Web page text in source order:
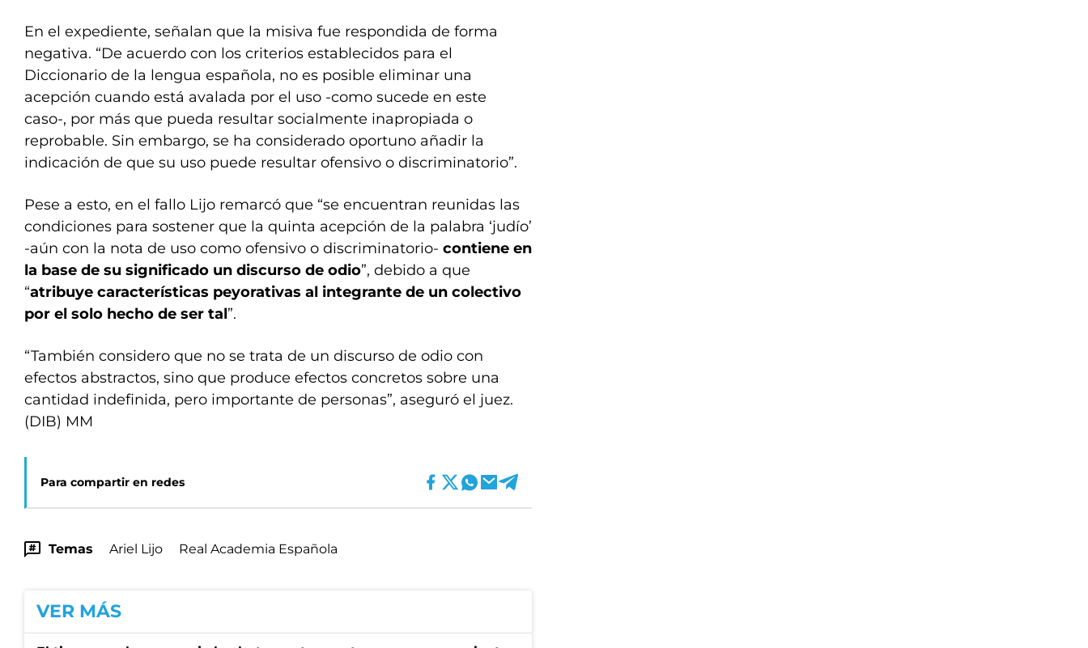
En el expediente, señalan que la misiva fue respondida de forma
negativa. “De acuerdo con los criterios establecidos para el
Diccionario de la lengua española, no es posible eliminar una
acepción cuando está avalada por el uso -como sucede en este
caso-, por más que pueda resultar socialmente inapropiada o
reprobable. Sin embargo, se ha considerado oportuno añadir la
indicación de que su uso puede resultar ofensivo o discriminatorio”.
Pese a esto, en el fallo Lijo remarcó que “se encuentran reunidas las
condiciones para sostener que la quinta acepción de la palabra ‘judío’
-aún con la nota de uso como ofensivo o discriminatorio- contiene en
la base de su significado un discurso de odio”, debido a que
“atribuye características peyorativas al integrante de un colectivo
por el solo hecho de ser tal”.
“También considero que no se trata de un discurso de odio con
efectos abstractos, sino que produce efectos concretos sobre una
cantidad indefinida, pero importante de personas”, aseguró el juez.
(DIB) MM
Para compartir en redes
Temas Ariel Lijo Real Academia Española
VER MÁS